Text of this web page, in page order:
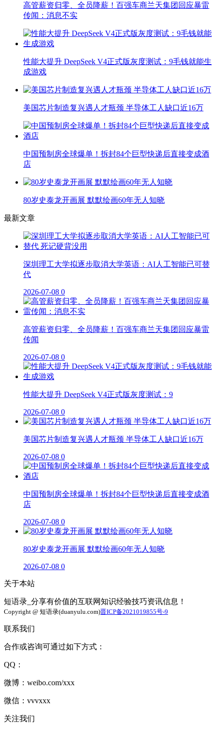
高管薪资归零、全员降薪！百强车商兰天集团回应暴雷
传闻：消息不实
性能大提升 DeepSeek V4正式版灰度测试：9毛钱就能生
成游戏
美国芯片制造复兴遇人才瓶颈 半导体工人缺口近16万
中国预制房全球爆单！拆封84个巨型快递后直接变成酒
店
80岁史泰龙开画展 默默绘画60年无人知晓
最新文章
深圳理工大学拟逐步取消大学英语：AI人工智能已可替
代
2026-07-08 0
高管薪资归零、全员降薪！百强车商兰天集团回应暴雷
传闻
2026-07-08 0
性能大提升 DeepSeek V4正式版灰度测试：9
2026-07-08 0
美国芯片制造复兴遇人才瓶颈 半导体工人缺口近16万
2026-07-08 0
中国预制房全球爆单！拆封84个巨型快递后直接变成酒
店
2026-07-08 0
80岁史泰龙开画展 默默绘画60年无人知晓
2026-07-08 0
关于本站
短语录_分享有价值的互联网知识经验技巧资讯信息！
Copyright @ 短语录(duanyulu.com)晋ICP备2021019855号-9
联系我们
合作或咨询可通过如下方式：
QQ：
微博：weibo.com/xxx
微信：vvvxxx
关注我们